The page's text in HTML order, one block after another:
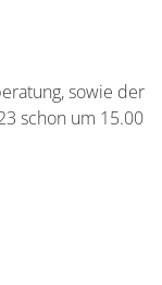
sowie der
schon um 15.00
um 15.00